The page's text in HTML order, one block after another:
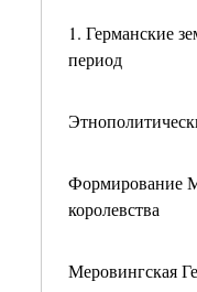
1. Германские
период
Формирование
королевства
Меровингская